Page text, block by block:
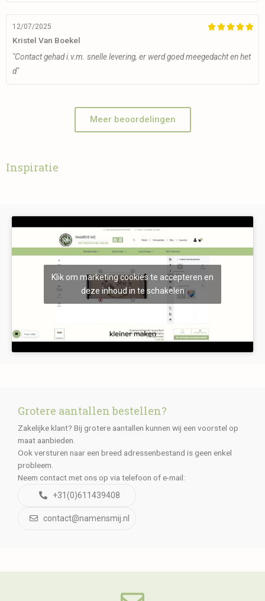

12/07/2025
Kristel Van Boekel
"Contact gehad i.v.m. snelle levering, er werd goed meegedacht en het
d"
Meer beoordelingen
Inspiratie
Klik om marketing cookies te accepteren en
deze inhoud in te schakelen
Grotere aantallen bestellen?
Zakelijke klant? Bij grotere aantallen kunnen wij een voorstel op
maat aanbieden.
Ook versturen naar een breed adressenbestand is geen enkel
probleem.
Neem contact met ons op via telefoon of e-mail:
+31(0)611439408
contact@namensmij.nl